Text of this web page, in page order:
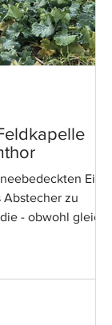
Eifel
Abstecher zu
- obwohl gleich